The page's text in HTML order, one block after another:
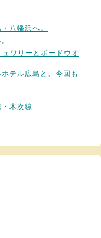
八幡浜へ。
ワリーとボードウオ
テル広島と、今回も
木次線